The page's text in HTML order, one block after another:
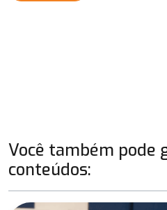
de
Você também pode
conteúdos: